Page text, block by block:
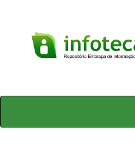
Skip